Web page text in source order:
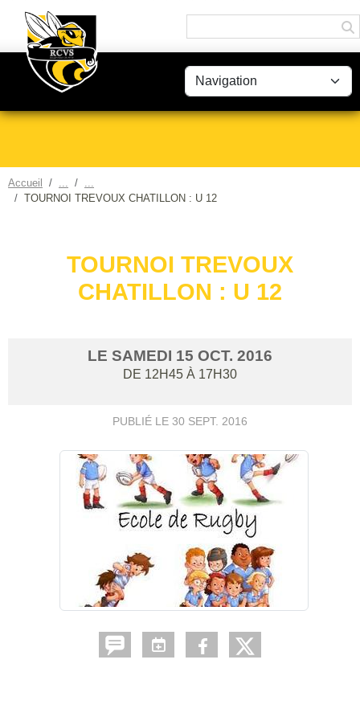
Accueil
TOURNOI TREVOUX CHATILLON : U 12
TOURNOI TREVOUX
CHATILLON : U 12
LE SAMEDI 15 OCT. 2016
DE 12H45 À 17H30
PUBLIÉ LE 30 SEPT. 2016
Panneau de gestion des cookies